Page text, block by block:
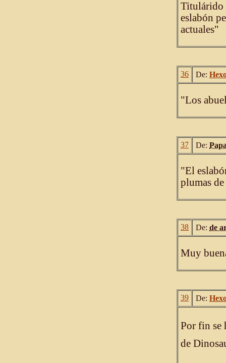
Titulárido
eslabón
actuales"
36 De:
"Los
37 De:
"El
plumas
38 De: de
Muy
39 De:
Por fin
de